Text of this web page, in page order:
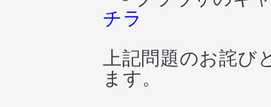
チラ
上記問題のお詫び
ます。